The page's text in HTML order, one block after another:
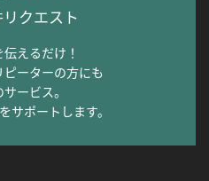
クエスト
えるだけ！
ーターの方にも
ービス。
サポートします。